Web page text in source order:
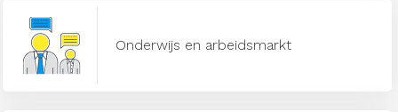
Onderwijs en arbeidsmarkt